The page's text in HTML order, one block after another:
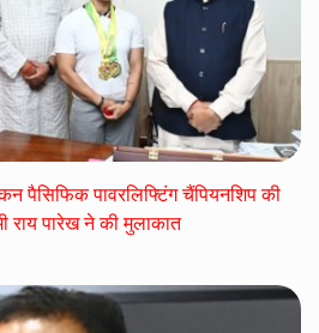
पैसिफिक पावरलिफ्टिंग चैंपियनशिप की
राय पारेख ने की मुलाकात